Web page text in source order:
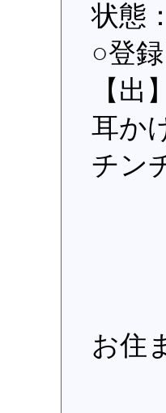
状態
○登
【出】
耳か
チン
ヴ
ブ
お住